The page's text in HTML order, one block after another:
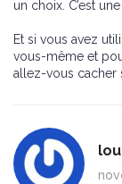
un choix. C’est
Et si vous avez
vous-même et
allez-vous cacher